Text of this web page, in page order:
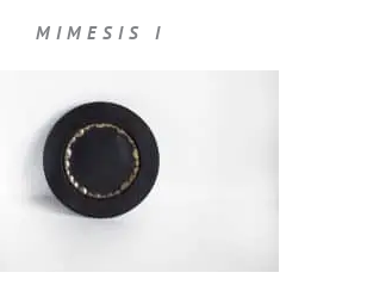
MIMESIS I